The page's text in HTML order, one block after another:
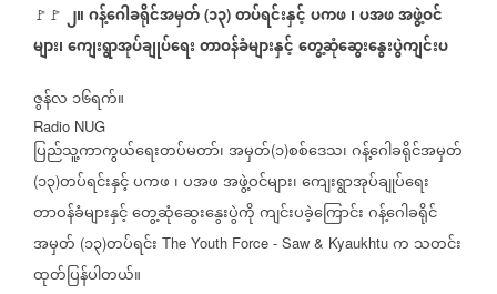
🚩🚩 ၂။ဂန့်ဂေါခရိုင်အမှတ် (၁၃) တပ်ရင်းနှင့်ပကဖ၊ပအဖအဖွဲ့ဝင်
များ၊ကျေးရွာအုပ်ချုပ်ရေးတာဝန်ခံများနှင့်တွေ့ဆုံဆွေးနွေးပွဲကျင်းပ
ဇွန်လ ၁၆ရက်။
Radio NUG
ပြည်သူ့ကာကွယ်ရေးတပ်မတာ်၊အမှတ်(၁)စစ်ဒေသ၊ဂန့်ဂေါခရိုင်အမှတ်
(၁၃)တပ်ရင်းနှင့်ပကဖ ၊ပအဖအဖွဲ့ဝင်များ၊ကျေးရွာအုပ်ချုပ်ရေး
တာဝန်ခံများနှင့်တွေ့ဆုံဆွေးနွေးပွဲကိုကျင်းပခဲ့ကြောင်းဂန့်ဂေါခရိုင်
အမှတ် (၁၃)တပ်ရင်း The Youth Force - Saw & Kyaukhtu က သတင်း
ထုတ်ပြန်ပါတယ်။